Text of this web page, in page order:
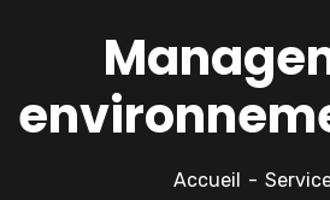
Accueil